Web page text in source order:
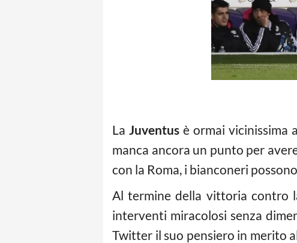
La Juventusè ormai vicinissima
manca ancora un punto per
con la Roma, i bianconeri
Al termine della vittoria contro
interventi miracolosi senza
Twitter il suo pensiero in merito